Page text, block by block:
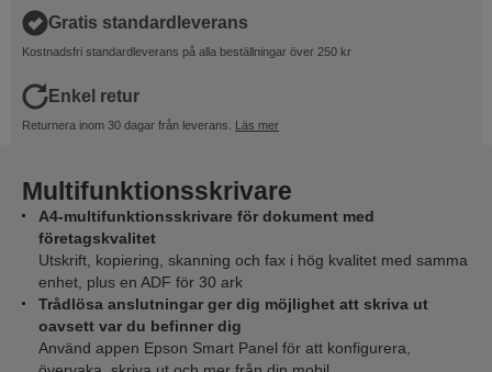
Gratis standardleverans
Kostnadsfri standardleverans på alla beställningar över 250 kr
Enkel retur
Returnera inom 30 dagar från leverans. Läs mer
Multifunktionsskrivare
A4-multifunktionsskrivare för dokument med
företagskvalitet
Utskrift, kopiering, skanning och fax i hög kvalitet med samma
enhet, plus en ADF för 30 ark
Trådlösa anslutningar ger dig möjlighet att skriva ut
oavsett var du befinner dig
Använd appen Epson Smart Panel för att konfigurera,